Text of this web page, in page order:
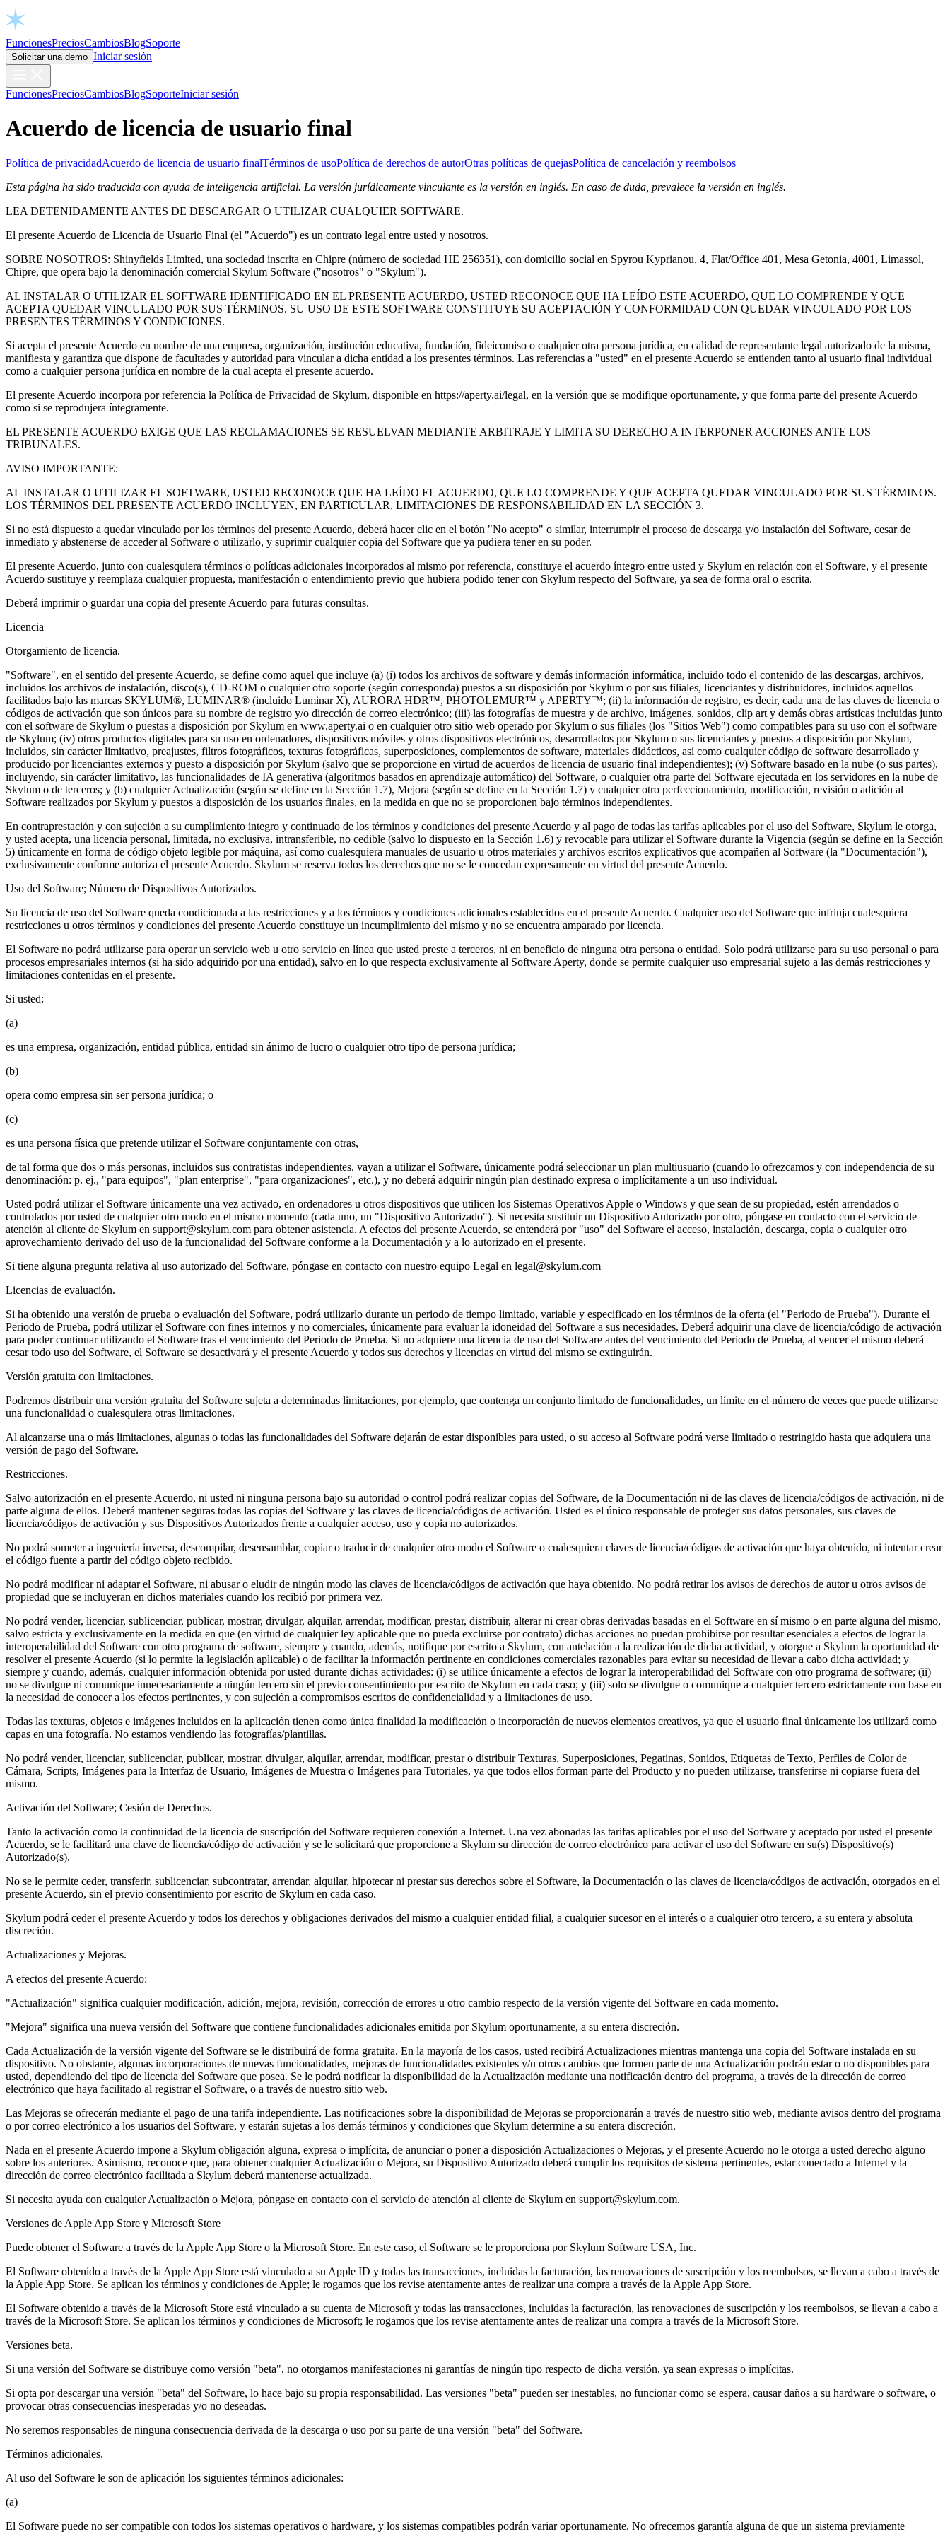
Open chat
FuncionesPreciosCambiosBlogSoporte
Solicitar una demo Iniciar sesión
FuncionesPreciosCambiosBlogSoporteIniciar sesión
Acuerdo de licencia de usuario final
Política de privacidadAcuerdo de licencia de usuario finalTérminos de usoPolítica de derechos de autorOtras políticas de quejasPolítica de cancelación y reembolsos
Esta página ha sido traducida con ayuda de inteligencia artificial. La versión jurídicamente vinculante es la versión en inglés. En caso de duda, prevalece la versión en inglés.
LEA DETENIDAMENTE ANTES DE DESCARGAR O UTILIZAR CUALQUIER SOFTWARE.
El presente Acuerdo de Licencia de Usuario Final (el "Acuerdo") es un contrato legal entre usted y nosotros.
SOBRE NOSOTROS: Shinyfields Limited, una sociedad inscrita en Chipre (número de sociedad HE 256351), con domicilio social en Spyrou Kyprianou, 4, Flat/Office 401, Mesa Getonia, 4001, Limassol,
Chipre, que opera bajo la denominación comercial Skylum Software ("nosotros" o "Skylum").
AL INSTALAR O UTILIZAR EL SOFTWARE IDENTIFICADO EN EL PRESENTE ACUERDO, USTED RECONOCE QUE HA LEÍDO ESTE ACUERDO, QUE LO COMPRENDE Y QUE
ACEPTA QUEDAR VINCULADO POR SUS TÉRMINOS. SU USO DE ESTE SOFTWARE CONSTITUYE SU ACEPTACIÓN Y CONFORMIDAD CON QUEDAR VINCULADO POR LOS
PRESENTES TÉRMINOS Y CONDICIONES.
Si acepta el presente Acuerdo en nombre de una empresa, organización, institución educativa, fundación, fideicomiso o cualquier otra persona jurídica, en calidad de representante legal autorizado de la misma,
manifiesta y garantiza que dispone de facultades y autoridad para vincular a dicha entidad a los presentes términos. Las referencias a "usted" en el presente Acuerdo se entienden tanto al usuario final individual
como a cualquier persona jurídica en nombre de la cual acepta el presente acuerdo.
El presente Acuerdo incorpora por referencia la Política de Privacidad de Skylum, disponible en https://aperty.ai/legal, en la versión que se modifique oportunamente, y que forma parte del presente Acuerdo
como si se reprodujera íntegramente.
EL PRESENTE ACUERDO EXIGE QUE LAS RECLAMACIONES SE RESUELVAN MEDIANTE ARBITRAJE Y LIMITA SU DERECHO A INTERPONER ACCIONES ANTE LOS
TRIBUNALES.
AVISO IMPORTANTE:
AL INSTALAR O UTILIZAR EL SOFTWARE, USTED RECONOCE QUE HA LEÍDO EL ACUERDO, QUE LO COMPRENDE Y QUE ACEPTA QUEDAR VINCULADO POR SUS TÉRMINOS.
LOS TÉRMINOS DEL PRESENTE ACUERDO INCLUYEN, EN PARTICULAR, LIMITACIONES DE RESPONSABILIDAD EN LA SECCIÓN 3.
Si no está dispuesto a quedar vinculado por los términos del presente Acuerdo, deberá hacer clic en el botón "No acepto" o similar, interrumpir el proceso de descarga y/o instalación del Software, cesar de
inmediato y abstenerse de acceder al Software o utilizarlo, y suprimir cualquier copia del Software que ya pudiera tener en su poder.
El presente Acuerdo, junto con cualesquiera términos o políticas adicionales incorporados al mismo por referencia, constituye el acuerdo íntegro entre usted y Skylum en relación con el Software, y el presente
Acuerdo sustituye y reemplaza cualquier propuesta, manifestación o entendimiento previo que hubiera podido tener con Skylum respecto del Software, ya sea de forma oral o escrita.
Deberá imprimir o guardar una copia del presente Acuerdo para futuras consultas.
Licencia
Otorgamiento de licencia.
"Software", en el sentido del presente Acuerdo, se define como aquel que incluye (a) (i) todos los archivos de software y demás información informática, incluido todo el contenido de las descargas, archivos,
incluidos los archivos de instalación, disco(s), CD-ROM o cualquier otro soporte (según corresponda) puestos a su disposición por Skylum o por sus filiales, licenciantes y distribuidores, incluidos aquellos
facilitados bajo las marcas SKYLUM®, LUMINAR® (incluido Luminar X), AURORA HDR™, PHOTOLEMUR™ y APERTY™; (ii) la información de registro, es decir, cada una de las claves de licencia o
códigos de activación que son únicos para su nombre de registro y/o dirección de correo electrónico; (iii) las fotografías de muestra y de archivo, imágenes, sonidos, clip art y demás obras artísticas incluidas junto
con el software de Skylum o puestas a disposición por Skylum en www.aperty.ai o en cualquier otro sitio web operado por Skylum o sus filiales (los "Sitios Web") como compatibles para su uso con el software
de Skylum; (iv) otros productos digitales para su uso en ordenadores, dispositivos móviles y otros dispositivos electrónicos, desarrollados por Skylum o sus licenciantes y puestos a disposición por Skylum,
incluidos, sin carácter limitativo, preajustes, filtros fotográficos, texturas fotográficas, superposiciones, complementos de software, materiales didácticos, así como cualquier código de software desarrollado y
producido por licenciantes externos y puesto a disposición por Skylum (salvo que se proporcione en virtud de acuerdos de licencia de usuario final independientes); (v) Software basado en la nube (o sus partes),
incluyendo, sin carácter limitativo, las funcionalidades de IA generativa (algoritmos basados en aprendizaje automático) del Software, o cualquier otra parte del Software ejecutada en los servidores en la nube de
Skylum o de terceros; y (b) cualquier Actualización (según se define en la Sección 1.7), Mejora (según se define en la Sección 1.7) y cualquier otro perfeccionamiento, modificación, revisión o adición al
Software realizados por Skylum y puestos a disposición de los usuarios finales, en la medida en que no se proporcionen bajo términos independientes.
En contraprestación y con sujeción a su cumplimiento íntegro y continuado de los términos y condiciones del presente Acuerdo y al pago de todas las tarifas aplicables por el uso del Software, Skylum le otorga,
y usted acepta, una licencia personal, limitada, no exclusiva, intransferible, no cedible (salvo lo dispuesto en la Sección 1.6) y revocable para utilizar el Software durante la Vigencia (según se define en la Sección
5) únicamente en forma de código objeto legible por máquina, así como cualesquiera manuales de usuario u otros materiales y archivos escritos explicativos que acompañen al Software (la "Documentación"),
exclusivamente conforme autoriza el presente Acuerdo. Skylum se reserva todos los derechos que no se le concedan expresamente en virtud del presente Acuerdo.
Uso del Software; Número de Dispositivos Autorizados.
Su licencia de uso del Software queda condicionada a las restricciones y a los términos y condiciones adicionales establecidos en el presente Acuerdo. Cualquier uso del Software que infrinja cualesquiera
restricciones u otros términos y condiciones del presente Acuerdo constituye un incumplimiento del mismo y no se encuentra amparado por licencia.
El Software no podrá utilizarse para operar un servicio web u otro servicio en línea que usted preste a terceros, ni en beneficio de ninguna otra persona o entidad. Solo podrá utilizarse para su uso personal o para
procesos empresariales internos (si ha sido adquirido por una entidad), salvo en lo que respecta exclusivamente al Software Aperty, donde se permite cualquier uso empresarial sujeto a las demás restricciones y
limitaciones contenidas en el presente.
Si usted:
(a)
es una empresa, organización, entidad pública, entidad sin ánimo de lucro o cualquier otro tipo de persona jurídica;
(b)
opera como empresa sin ser persona jurídica; o
(c)
es una persona física que pretende utilizar el Software conjuntamente con otras,
de tal forma que dos o más personas, incluidos sus contratistas independientes, vayan a utilizar el Software, únicamente podrá seleccionar un plan multiusuario (cuando lo ofrezcamos y con independencia de su
denominación: p. ej., "para equipos", "plan enterprise", "para organizaciones", etc.), y no deberá adquirir ningún plan destinado expresa o implícitamente a un uso individual.
Usted podrá utilizar el Software únicamente una vez activado, en ordenadores u otros dispositivos que utilicen los Sistemas Operativos Apple o Windows y que sean de su propiedad, estén arrendados o
controlados por usted de cualquier otro modo en el mismo momento (cada uno, un "Dispositivo Autorizado"). Si necesita sustituir un Dispositivo Autorizado por otro, póngase en contacto con el servicio de
atención al cliente de Skylum en support@skylum.com para obtener asistencia. A efectos del presente Acuerdo, se entenderá por "uso" del Software el acceso, instalación, descarga, copia o cualquier otro
aprovechamiento derivado del uso de la funcionalidad del Software conforme a la Documentación y a lo autorizado en el presente.
Si tiene alguna pregunta relativa al uso autorizado del Software, póngase en contacto con nuestro equipo Legal en legal@skylum.com
Licencias de evaluación.
Si ha obtenido una versión de prueba o evaluación del Software, podrá utilizarlo durante un periodo de tiempo limitado, variable y especificado en los términos de la oferta (el "Periodo de Prueba"). Durante el
Periodo de Prueba, podrá utilizar el Software con fines internos y no comerciales, únicamente para evaluar la idoneidad del Software a sus necesidades. Deberá adquirir una clave de licencia/código de activación
para poder continuar utilizando el Software tras el vencimiento del Periodo de Prueba. Si no adquiere una licencia de uso del Software antes del vencimiento del Periodo de Prueba, al vencer el mismo deberá
cesar todo uso del Software, el Software se desactivará y el presente Acuerdo y todos sus derechos y licencias en virtud del mismo se extinguirán.
Versión gratuita con limitaciones.
Podremos distribuir una versión gratuita del Software sujeta a determinadas limitaciones, por ejemplo, que contenga un conjunto limitado de funcionalidades, un límite en el número de veces que puede utilizarse
una funcionalidad o cualesquiera otras limitaciones.
Al alcanzarse una o más limitaciones, algunas o todas las funcionalidades del Software dejarán de estar disponibles para usted, o su acceso al Software podrá verse limitado o restringido hasta que adquiera una
versión de pago del Software.
Restricciones.
Salvo autorización en el presente Acuerdo, ni usted ni ninguna persona bajo su autoridad o control podrá realizar copias del Software, de la Documentación ni de las claves de licencia/códigos de activación, ni de
parte alguna de ellos. Deberá mantener seguras todas las copias del Software y las claves de licencia/códigos de activación. Usted es el único responsable de proteger sus datos personales, sus claves de
licencia/códigos de activación y sus Dispositivos Autorizados frente a cualquier acceso, uso y copia no autorizados.
No podrá someter a ingeniería inversa, descompilar, desensamblar, copiar o traducir de cualquier otro modo el Software o cualesquiera claves de licencia/códigos de activación que haya obtenido, ni intentar crear
el código fuente a partir del código objeto recibido.
No podrá modificar ni adaptar el Software, ni abusar o eludir de ningún modo las claves de licencia/códigos de activación que haya obtenido. No podrá retirar los avisos de derechos de autor u otros avisos de
propiedad que se incluyeran en dichos materiales cuando los recibió por primera vez.
No podrá vender, licenciar, sublicenciar, publicar, mostrar, divulgar, alquilar, arrendar, modificar, prestar, distribuir, alterar ni crear obras derivadas basadas en el Software en sí mismo o en parte alguna del mismo,
salvo estricta y exclusivamente en la medida en que (en virtud de cualquier ley aplicable que no pueda excluirse por contrato) dichas acciones no puedan prohibirse por resultar esenciales a efectos de lograr la
interoperabilidad del Software con otro programa de software, siempre y cuando, además, notifique por escrito a Skylum, con antelación a la realización de dicha actividad, y otorgue a Skylum la oportunidad de
resolver el presente Acuerdo (si lo permite la legislación aplicable) o de facilitar la información pertinente en condiciones comerciales razonables para evitar su necesidad de llevar a cabo dicha actividad; y
siempre y cuando, además, cualquier información obtenida por usted durante dichas actividades: (i) se utilice únicamente a efectos de lograr la interoperabilidad del Software con otro programa de software; (ii)
no se divulgue ni comunique innecesariamente a ningún tercero sin el previo consentimiento por escrito de Skylum en cada caso; y (iii) solo se divulgue o comunique a cualquier tercero estrictamente con base en
la necesidad de conocer a los efectos pertinentes, y con sujeción a compromisos escritos de confidencialidad y a limitaciones de uso.
Todas las texturas, objetos e imágenes incluidos en la aplicación tienen como única finalidad la modificación o incorporación de nuevos elementos creativos, ya que el usuario final únicamente los utilizará como
capas en una fotografía. No estamos vendiendo las fotografías/plantillas.
No podrá vender, licenciar, sublicenciar, publicar, mostrar, divulgar, alquilar, arrendar, modificar, prestar o distribuir Texturas, Superposiciones, Pegatinas, Sonidos, Etiquetas de Texto, Perfiles de Color de
Cámara, Scripts, Imágenes para la Interfaz de Usuario, Imágenes de Muestra o Imágenes para Tutoriales, ya que todos ellos forman parte del Producto y no pueden utilizarse, transferirse ni copiarse fuera del
mismo.
Activación del Software; Cesión de Derechos.
Tanto la activación como la continuidad de la licencia de suscripción del Software requieren conexión a Internet. Una vez abonadas las tarifas aplicables por el uso del Software y aceptado por usted el presente
Acuerdo, se le facilitará una clave de licencia/código de activación y se le solicitará que proporcione a Skylum su dirección de correo electrónico para activar el uso del Software en su(s) Dispositivo(s)
Autorizado(s).
No se le permite ceder, transferir, sublicenciar, subcontratar, arrendar, alquilar, hipotecar ni prestar sus derechos sobre el Software, la Documentación o las claves de licencia/códigos de activación, otorgados en el
presente Acuerdo, sin el previo consentimiento por escrito de Skylum en cada caso.
Skylum podrá ceder el presente Acuerdo y todos los derechos y obligaciones derivados del mismo a cualquier entidad filial, a cualquier sucesor en el interés o a cualquier otro tercero, a su entera y absoluta
discreción.
Actualizaciones y Mejoras.
A efectos del presente Acuerdo:
"Actualización" significa cualquier modificación, adición, mejora, revisión, corrección de errores u otro cambio respecto de la versión vigente del Software en cada momento.
"Mejora" significa una nueva versión del Software que contiene funcionalidades adicionales emitida por Skylum oportunamente, a su entera discreción.
Cada Actualización de la versión vigente del Software se le distribuirá de forma gratuita. En la mayoría de los casos, usted recibirá Actualizaciones mientras mantenga una copia del Software instalada en su
dispositivo. No obstante, algunas incorporaciones de nuevas funcionalidades, mejoras de funcionalidades existentes y/u otros cambios que formen parte de una Actualización podrán estar o no disponibles para
usted, dependiendo del tipo de licencia del Software que posea. Se le podrá notificar la disponibilidad de la Actualización mediante una notificación dentro del programa, a través de la dirección de correo
electrónico que haya facilitado al registrar el Software, o a través de nuestro sitio web.
Las Mejoras se ofrecerán mediante el pago de una tarifa independiente. Las notificaciones sobre la disponibilidad de Mejoras se proporcionarán a través de nuestro sitio web, mediante avisos dentro del programa
o por correo electrónico a los usuarios del Software, y estarán sujetas a los demás términos y condiciones que Skylum determine a su entera discreción.
Nada en el presente Acuerdo impone a Skylum obligación alguna, expresa o implícita, de anunciar o poner a disposición Actualizaciones o Mejoras, y el presente Acuerdo no le otorga a usted derecho alguno
sobre los anteriores. Asimismo, reconoce que, para obtener cualquier Actualización o Mejora, su Dispositivo Autorizado deberá cumplir los requisitos de sistema pertinentes, estar conectado a Internet y la
dirección de correo electrónico facilitada a Skylum deberá mantenerse actualizada.
Si necesita ayuda con cualquier Actualización o Mejora, póngase en contacto con el servicio de atención al cliente de Skylum en support@skylum.com.
Versiones de Apple App Store y Microsoft Store
Puede obtener el Software a través de la Apple App Store o la Microsoft Store. En este caso, el Software se le proporciona por Skylum Software USA, Inc.
El Software obtenido a través de la Apple App Store está vinculado a su Apple ID y todas las transacciones, incluidas la facturación, las renovaciones de suscripción y los reembolsos, se llevan a cabo a través de
la Apple App Store. Se aplican los términos y condiciones de Apple; le rogamos que los revise atentamente antes de realizar una compra a través de la Apple App Store.
El Software obtenido a través de la Microsoft Store está vinculado a su cuenta de Microsoft y todas las transacciones, incluidas la facturación, las renovaciones de suscripción y los reembolsos, se llevan a cabo a
través de la Microsoft Store. Se aplican los términos y condiciones de Microsoft; le rogamos que los revise atentamente antes de realizar una compra a través de la Microsoft Store.
Versiones beta.
Si una versión del Software se distribuye como versión "beta", no otorgamos manifestaciones ni garantías de ningún tipo respecto de dicha versión, ya sean expresas o implícitas.
Si opta por descargar una versión "beta" del Software, lo hace bajo su propia responsabilidad. Las versiones "beta" pueden ser inestables, no funcionar como se espera, causar daños a su hardware o software, o
provocar otras consecuencias inesperadas y/o no deseadas.
No seremos responsables de ninguna consecuencia derivada de la descarga o uso por su parte de una versión "beta" del Software.
Términos adicionales.
Al uso del Software le son de aplicación los siguientes términos adicionales:
(a)
El Software puede no ser compatible con todos los sistemas operativos o hardware, y los sistemas compatibles podrán variar oportunamente. No ofrecemos garantía alguna de que un sistema previamente